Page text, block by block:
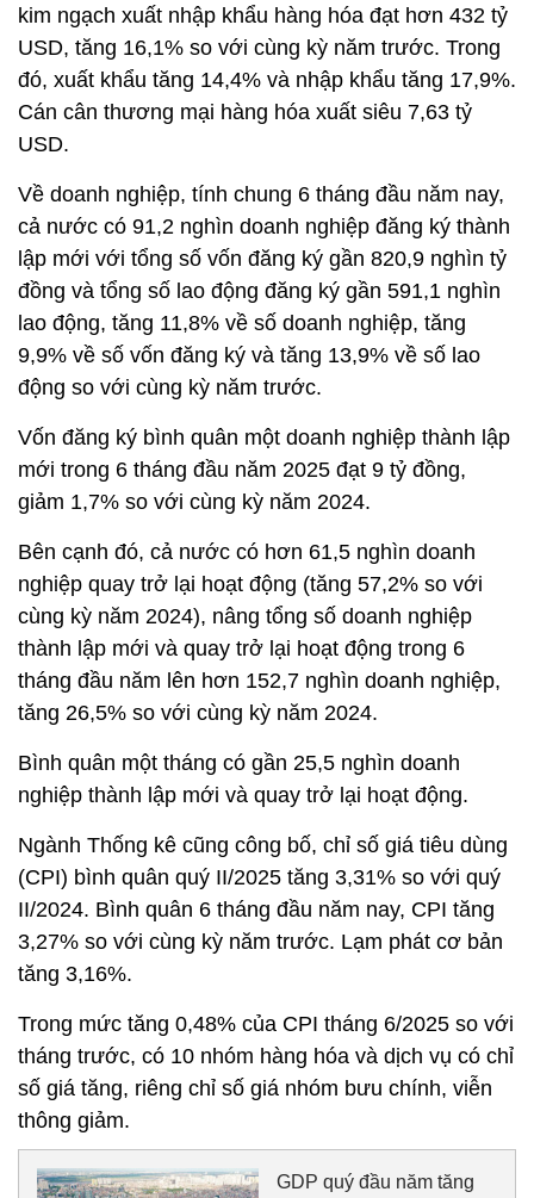
kim ngạch xuất nhập khẩu hàng hóa đạt hơn 432 tỷ
USD, tăng 16,1% so với cùng kỳ năm trước. Trong
đó, xuất khẩu tăng 14,4% và nhập khẩu tăng 17,9%.
Cán cân thương mại hàng hóa xuất siêu 7,63 tỷ
USD.
Về doanh nghiệp, tính chung 6 tháng đầu năm nay,
cả nước có 91,2 nghìn doanh nghiệp đăng ký thành
lập mới với tổng số vốn đăng ký gần 820,9 nghìn tỷ
đồng và tổng số lao động đăng ký gần 591,1 nghìn
lao động, tăng 11,8% về số doanh nghiệp, tăng
9,9% về số vốn đăng ký và tăng 13,9% về số lao
động so với cùng kỳ năm trước.
Vốn đăng ký bình quân một doanh nghiệp thành lập
mới trong 6 tháng đầu năm 2025 đạt 9 tỷ đồng,
giảm 1,7% so với cùng kỳ năm 2024.
Bên cạnh đó, cả nước có hơn 61,5 nghìn doanh
nghiệp quay trở lại hoạt động (tăng 57,2% so với
cùng kỳ năm 2024), nâng tổng số doanh nghiệp
thành lập mới và quay trở lại hoạt động trong 6
tháng đầu năm lên hơn 152,7 nghìn doanh nghiệp,
tăng 26,5% so với cùng kỳ năm 2024.
Bình quân một tháng có gần 25,5 nghìn doanh
nghiệp thành lập mới và quay trở lại hoạt động.
Ngành Thống kê cũng công bố, chỉ số giá tiêu dùng
(CPI) bình quân quý II/2025 tăng 3,31% so với quý
II/2024. Bình quân 6 tháng đầu năm nay, CPI tăng
3,27% so với cùng kỳ năm trước. Lạm phát cơ bản
tăng 3,16%.
Trong mức tăng 0,48% của CPI tháng 6/2025 so với
tháng trước, có 10 nhóm hàng hóa và dịch vụ có chỉ
số giá tăng, riêng chỉ số giá nhóm bưu chính, viễn
thông giảm.
GDP quý đầu năm tăng